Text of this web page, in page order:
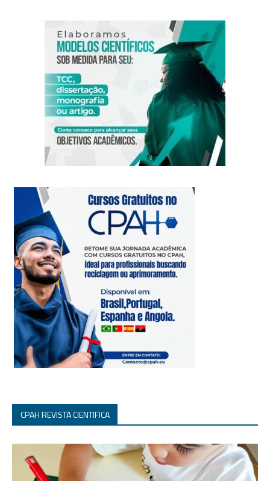
CPAH REVISTA CIENTIFICA